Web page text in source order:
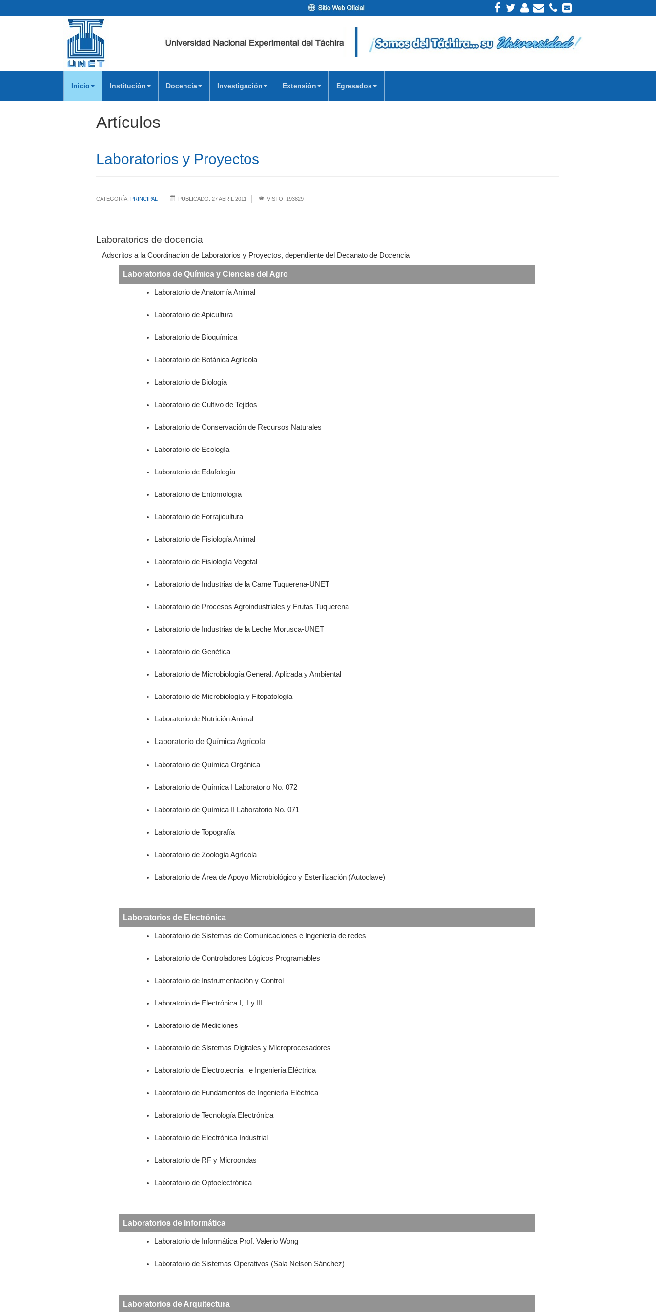
Inicio Institución Docencia Investigación Extensión Egresados
Artículos
Laboratorios y Proyectos
CATEGORÍA: PRINCIPAL PUBLICADO: 27 ABRIL 2011 VISTO: 193829
Laboratorios de docencia
Adscritos a la Coordinación de Laboratorios y Proyectos, dependiente del Decanato de Docencia
Laboratorios de Química y Ciencias del Agro
Laboratorio de Anatomía Animal
Laboratorio de Apicultura
Laboratorio de Bioquímica
Laboratorio de Botánica Agrícola
Laboratorio de Biología
Laboratorio de Cultivo de Tejidos
Laboratorio de Conservación de Recursos Naturales
Laboratorio de Ecología
Laboratorio de Edafología
Laboratorio de Entomología
Laboratorio de Forrajicultura
Laboratorio de Fisiología Animal
Laboratorio de Fisiología Vegetal
Laboratorio de Industrias de la Carne Tuquerena-UNET
Laboratorio de Procesos Agroindustriales y Frutas Tuquerena
Laboratorio de Industrias de la Leche Morusca-UNET
Laboratorio de Genética
Laboratorio de Microbiología General, Aplicada y Ambiental
Laboratorio de Microbiología y Fitopatología
Laboratorio de Nutrición Animal
Laboratorio de Química Agrícola
Laboratorio de Química Orgánica
Laboratorio de Química I Laboratorio No. 072
Laboratorio de Química II Laboratorio No. 071
Laboratorio de Topografía
Laboratorio de Zoología Agrícola
Laboratorio de Área de Apoyo Microbiológico y Esterilización (Autoclave)
Laboratorios de Electrónica
Laboratorio de Sistemas de Comunicaciones e Ingeniería de redes
Laboratorio de Controladores Lógicos Programables
Laboratorio de Instrumentación y Control
Laboratorio de Electrónica I, II y III
Laboratorio de Mediciones
Laboratorio de Sistemas Digitales y Microprocesadores
Laboratorio de Electrotecnia I e Ingeniería Eléctrica
Laboratorio de Fundamentos de Ingeniería Eléctrica
Laboratorio de Tecnología Electrónica
Laboratorio de Electrónica Industrial
Laboratorio de RF y Microondas
Laboratorio de Optoelectrónica
Laboratorios de Informática
Laboratorio de Informática Prof. Valerio Wong
Laboratorio de Sistemas Operativos (Sala Nelson Sánchez)
Laboratorios de Arquitectura